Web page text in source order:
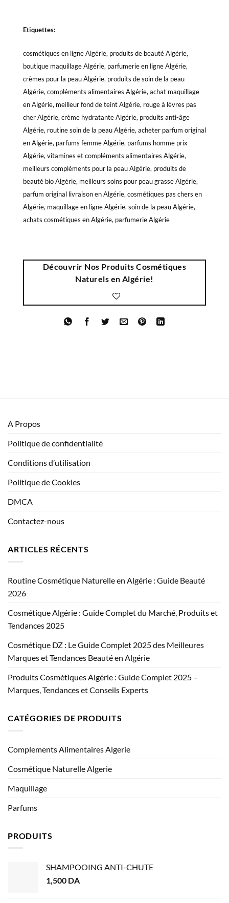
Etiquettes:
cosmétiques en ligne Algérie, produits de beauté Algérie,
boutique maquillage Algérie, parfumerie en ligne Algérie,
crèmes pour la peau Algérie, produits de soin de la peau
Algérie, compléments alimentaires Algérie, achat maquillage
en Algérie, meilleur fond de teint Algérie, rouge à lèvres pas
cher Algérie, crème hydratante Algérie, produits anti-âge
Algérie, routine soin de la peau Algérie, acheter parfum original
en Algérie, parfums femme Algérie, parfums homme prix
Algérie, vitamines et compléments alimentaires Algérie,
meilleurs compléments pour la peau Algérie, produits de
beauté bio Algérie, meilleurs soins pour peau grasse Algérie,
parfum original livraison en Algérie, cosmétiques pas chers en
Algérie, maquillage en ligne Algérie, soin de la peau Algérie,
achats cosmétiques en Algérie, parfumerie Algérie
Découvrir Nos Produits Cosmétiques
Naturels en Algérie!
A Propos
Politique de confidentialité
Conditions d’utilisation
Politique de Cookies
DMCA
Contactez-nous
ARTICLES RÉCENTS
Routine Cosmétique Naturelle en Algérie : Guide Beauté
2026
Cosmétique Algérie : Guide Complet du Marché, Produits et
Tendances 2025
Cosmétique DZ : Le Guide Complet 2025 des Meilleures
Marques et Tendances Beauté en Algérie
Produits Cosmétiques Algérie : Guide Complet 2025 –
Marques, Tendances et Conseils Experts
CATÉGORIES DE PRODUITS
Complements Alimentaires Algerie
Cosmétique Naturelle Algerie
Maquillage
Parfums
PRODUITS
SHAMPOOING ANTI-CHUTE
1,500 DA